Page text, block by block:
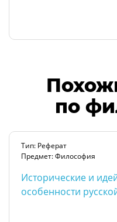
по
Тип: Реферат
Предмет: Философия
Исторические и
особенности